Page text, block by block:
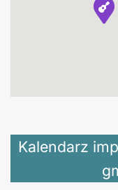
Kalendarz